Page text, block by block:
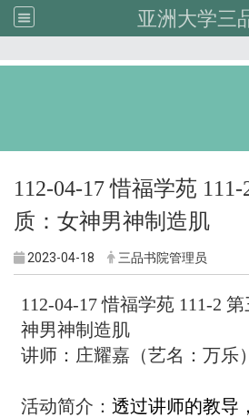
亚洲大学三
112-04-17 惜福学苑
质：女神男神制造肌
2023-04-18 三品书院管理员
112-04-17 惜福学苑 111-2
神男神制造肌
讲师：庄耀嘉（艺名：万乐）
活动简介： 透过讲师的教导